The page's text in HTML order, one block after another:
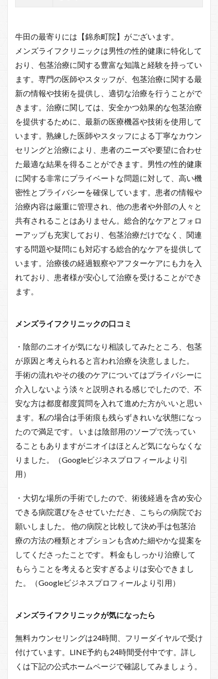
牛田の最寄りには【錦糸町院】がございます。
メンズライフクリニックは男性の性的健康に特化して
おり、包茎治療に関する豊富な知識と経験を持ってい
ます。専門の医師やスタッフが、包茎治療に関する最
新の情報や技術を提供し、適切な治療を行うことがで
きます。治療に関しては、安全かつ効果的な包茎治療
を提供するために、最新の医療機器や技術を使用して
います。熟練した医師やスタッフによる丁寧なカウン
セリングと治療により、患者のニーズや要望に合わせ
た最適な結果を得ることができます。男性の性的健康
に関する非常にプライベートな問題に対して、高い機
密性とプライバシーを確保しています。患者の情報や
治療内容は厳重に管理され、他の患者や外部の人々と
共有されることはありません。総合的なケアとフォロ
ーアップも充実しており、包茎治療だけでなく、関連
する問題や疑問にも対応する総合的なケアを提供して
います。治療後の経過観察やアフターケアにも力を入
れており、患者様が安心して治療を受けることができ
ます。
メンズライフクリニックの口コミ
・陰部のニオイが気になり相談してみたところ、包茎
が原因と考えられると言われ治療を決意しました。
手術の流れやその後のケアについてはプライバシーに
介入しないよう淡々と説明される感じでしたので、不
安な方は都度都度質問を入れて進めた方がいいと思い
ます。私の場合は手術痕も残らずきれいな状態になっ
たので満足です。 いまは陰部用のソープで洗ってい
ることもありますがニオイはほとんど気にならなくな
りました。（Googleビジネスプロフィールより引
用）
・大切な場所の手術でしたので、術後経過を含め安心
できる病院選びをさせていただき、こちらの病院でお
願いしました。 他の病院と比較して決め手は包茎治
療の方法の種類とオプションも含めた細やかな提案を
してくださったことです。 料金もしっかり治療して
もらうことを考えると安すぎるよりは安心できまし
た。（Googleビジネスプロフィールより引用）
メンズライフクリニックが気になったら
無料カウンセリングは24時間、フリーダイヤルで受け
付けています。LINE予約も24時間受付中です。詳し
くは下記の公式ホームページで確認してみましょう。